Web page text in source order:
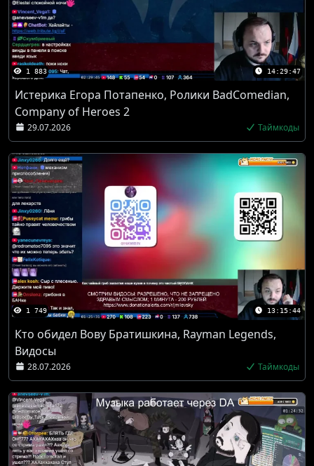
1 883 14:29:47
Истерика Егора Потапенко, Ролики BadComedian,
Company of Heroes 2
29.07.2026 Таймкоды
1 749 13:15:44
Кто обидел Вову Братишкина, Rayman Legends,
Видосы
28.07.2026 Таймкоды